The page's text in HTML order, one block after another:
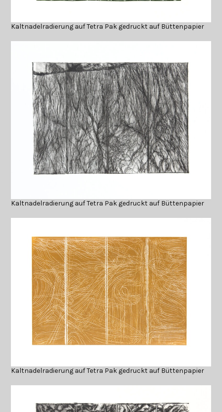
Kaltnadelradierung auf Tetra Pak gedruckt auf Büttenpapier
Kaltnadelradierung auf Tetra Pak gedruckt auf Büttenpapier
Kaltnadelradierung auf Tetra Pak gedruckt auf Büttenpapier